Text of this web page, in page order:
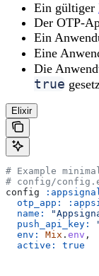
Ein gültiger
Der OTP-
Ein
Eine
Die
true
Elixir
# Example
# config/
config
  otp_app:
  name:
  push_api_key:
  env:
Mix . env ,
  active:
true